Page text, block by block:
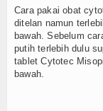
Cara pakai obat
ditelan namun
bawah. Sebelum
putih terlebih dulu
tablet Cytotec
bawah.